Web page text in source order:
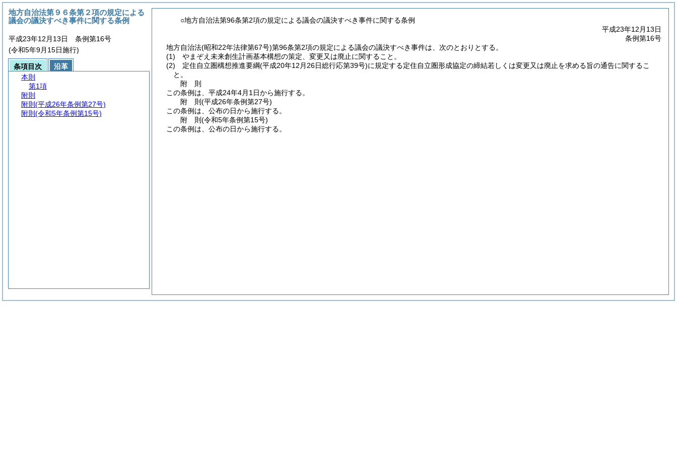
○地方自治法第96条第2項の規定による議会の議決すべき事件に関する条例
平成23年12月13日
条例第16号
地方自治法(昭和22年法律第67号)第96条第2項の規定による議会の議決すべき事件は、次のとおりとする。
(1) やまぞえ未来創生計画基本構想の策定、変更又は廃止に関すること。
(2) 定住自立圏構想推進要綱(平成20年12月26日総行応第39号)に規定する定住自立圏形成協定の締結若しくは変更又は廃止を求める旨の通告に関するこ
と。
附 則
この条例は、平成24年4月1日から施行する。
附 則(平成26年条例第27号)
この条例は、公布の日から施行する。
附 則(令和5年条例第15号)
この条例は、公布の日から施行する。
地方自治法第９６条第２項の規定による
議会の議決すべき事件に関する条例
平成23年12月13日 条例第16号
(令和5年9月15日施行)
条項目次
沿革
本則
第1項
附則
附則 (平成26年条例第27号)
附則 (令和5年条例第15号)